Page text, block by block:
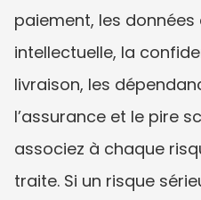
paiement, les
intellectuelle, la
livraison, les
l’assurance et le pire
associez à chaque
traite. Si un risque